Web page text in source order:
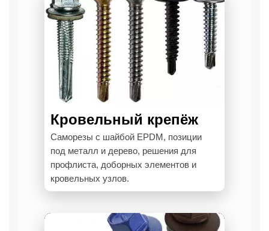
Кровельный крепёж
Саморезы с шайбой EPDM, позиции
под металл и дерево, решения для
профлиста, доборных элементов и
кровельных узлов.